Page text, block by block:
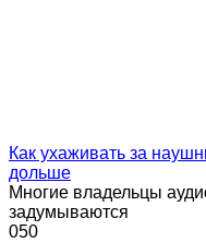
Как ухаживать за
дольше
Многие владельцы
задумываются
050